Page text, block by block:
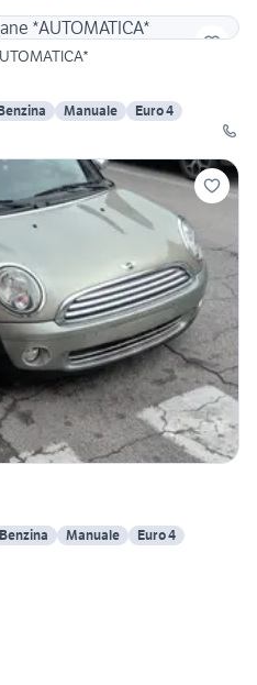
Manuale
Euro 4
Benzina Manuale Euro 4